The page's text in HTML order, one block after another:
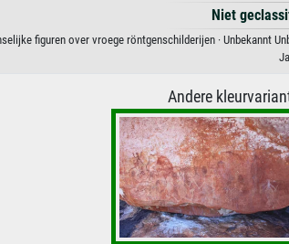
Niet
figuren over vroege röntgenschilderijen · Unbekannt
Andere